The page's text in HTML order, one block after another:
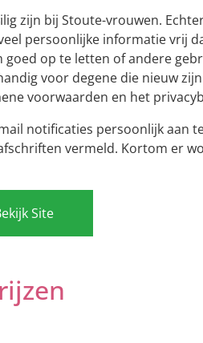
zijn bij Stoute-vrouwen.
persoonlijke informatie vrij
op te letten of andere
voor degene die nieuw
voorwaarden en het
notificaties persoonlijk aan
vermeld. Kortom er
Site